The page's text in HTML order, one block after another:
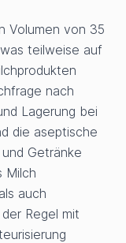
Volumen von 35
teilweise auf
nach
Lagerung bei
die aseptische
Getränke
Milch
auch
Regel mit